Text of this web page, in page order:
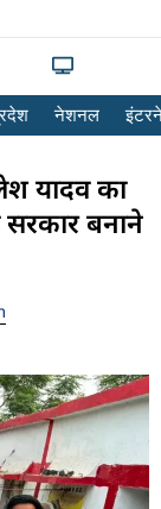
नेशनल
यादव का
बनाने